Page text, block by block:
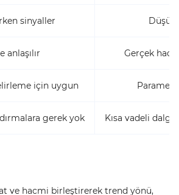
sinyaller Düşük
anlaşılır Gerçek
için uygun
gerek yok Kısa vadeli
ve hacmi birleştirerek trend yönü,